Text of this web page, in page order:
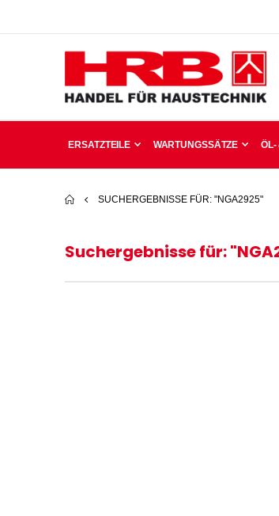
ERSATZTEILE WARTUNGSSÄTZE ÖL-
SUCHERGEBNISSE FÜR: "NGA2925"
Suchergebnisse für: